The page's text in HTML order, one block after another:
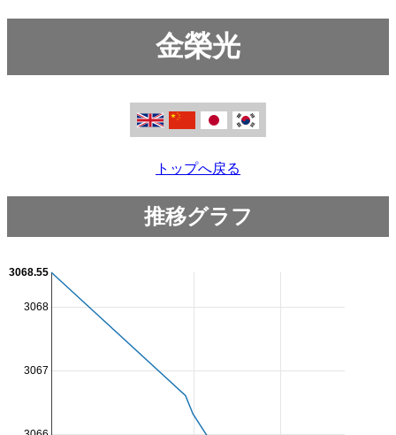
金榮光
トップへ戻る
推移グラフ
3067
3068
3068.55